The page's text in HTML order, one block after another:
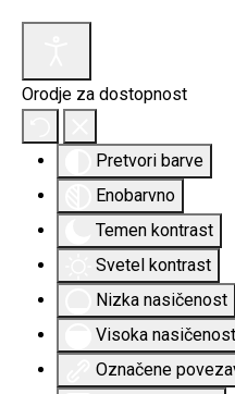
Orodje za dostopnost
Pretvori barve
Enobarvno
Temen kontrast
Svetel kontrast
Nizka nasičenost
Visoka nasičenost
Označene